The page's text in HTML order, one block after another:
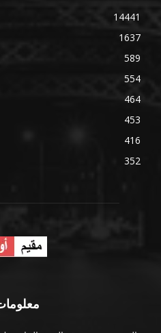
14441
1637
589
554
464
453
416
352